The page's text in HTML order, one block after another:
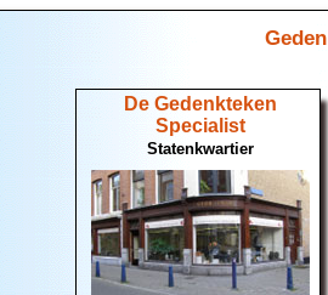
De Gedenkteken
Specialist
Statenkwartier